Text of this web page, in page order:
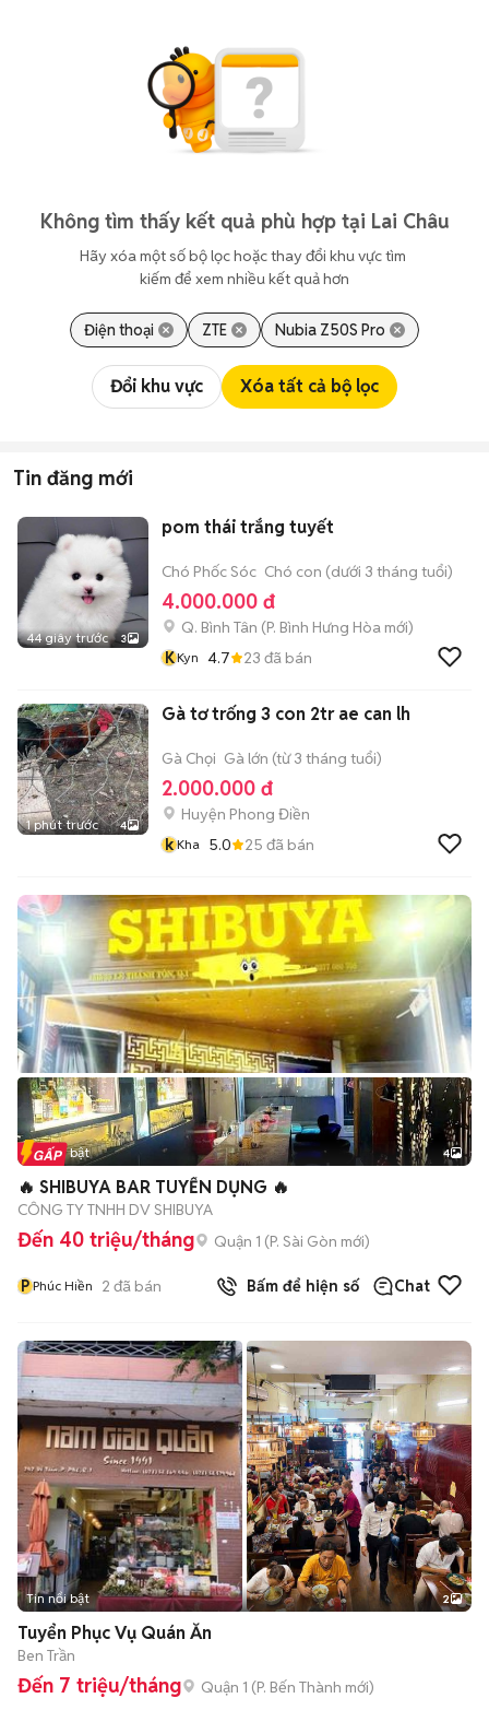
Không tìm thấy kết quả phù hợp tại Lai Châu
Hãy xóa một số bộ lọc hoặc thay đổi khu vực tìm
kiếm để xem nhiều kết quả hơn
Điện thoại ZTE Nubia Z50S Pro
Đổi khu vực Xóa tất cả bộ lọc
Tin đăng mới
44 giây trước 3
pom thái trắng tuyết
Chó Phốc Sóc Chó con (dưới 3 tháng tuổi)
4.000.000 đ
Q. Bình Tân (P. Bình Hưng Hòa mới)
KKyn 4.7 23 đã bán
1 phút trước 4
Gà tơ trống 3 con 2tr ae can lh
Gà Chọi Gà lớn (từ 3 tháng tuổi)
2.000.000 đ
Huyện Phong Điền
k Kha 5.0 25 đã bán
Tin nổi bật 4
🔥 SHIBUYA BAR TUYỂN DỤNG 🔥
CÔNG TY TNHH DV SHIBUYA
Đến 40 triệu/tháng Quận 1 (P. Sài Gòn mới)
P Phúc Hiền 2 đã bán Bấm để hiện số Chat
Tin nổi bật 2
Tuyển Phục Vụ Quán Ăn
Ben Trần
Đến 7 triệu/tháng Quận 1 (P. Bến Thành mới)